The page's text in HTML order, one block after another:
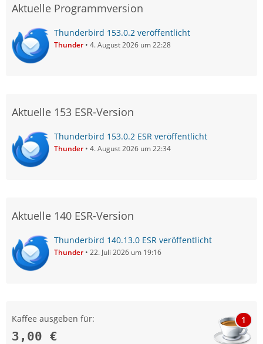
Aktuelle Programmversion
Thunderbird 153.0.2 veröffentlicht
Thunder 4. August 2026 um 22:28
Aktuelle 153 ESR-Version
Thunderbird 153.0.2 ESR veröffentlicht
Thunder 4. August 2026 um 22:34
Aktuelle 140 ESR-Version
Thunderbird 140.13.0 ESR veröffentlicht
Thunder 22. Juli 2026 um 19:16
Kaffee ausgeben für:
3,00 €
1